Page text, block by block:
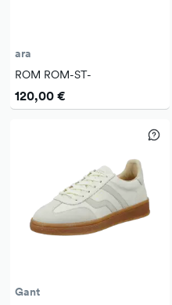
ara
ROM ROM-ST-
120,00 €
Gant